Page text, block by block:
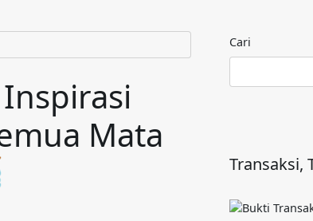
Mata
Cari
Transaksi,